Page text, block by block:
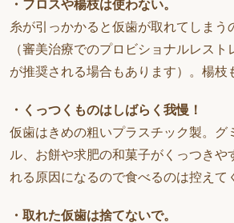
・フロスや楊枝は使わない。
糸が引っかかると仮歯が取れてしまう
（審美治療でのプロビショナルレスト
が推奨される場合もあります）。楊枝
・くっつくものはしばらく我慢！
仮歯はきめの粗いプラスチック製。グ
ル、お餅や求肥の和菓子がくっつきや
れる原因になるので食べるのは控えて
・取れた仮歯は捨てないで。